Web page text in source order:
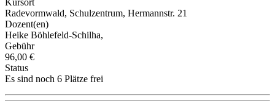
Radevormwald, Schulzentrum, Hermannstr. 21
Dozent(en)
Heike Böhlefeld-Schilha,
Gebühr
96,00 €
Status
Es sind noch 6 Plätze frei